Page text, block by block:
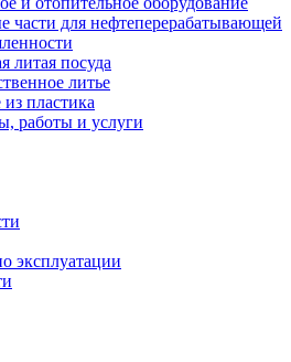
части для нефтеперерабатывающей
литая посуда
литье
пластика
работы и услуги
эксплуатации